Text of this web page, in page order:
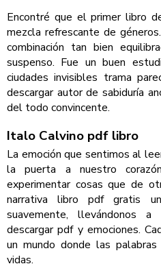
Encontré que el primer libro
mezcla refrescante de
combinación tan bien
suspenso. Fue un buen
ciudades invisibles trama
descargar autor de sabiduría
del todo convincente.
Italo Calvino pdf libro
La emoción que sentimos al
la puerta a nuestro
experimentar cosas que de
narrativa libro pdf gratis
suavemente, llevándonos
descargar pdf y emociones.
un mundo donde las
vidas.